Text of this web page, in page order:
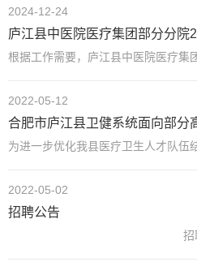
2024-12-24
2022-05-12
2022-05-02
招聘公告
招聘公